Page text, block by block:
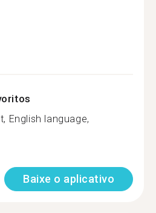
English language,
Baixe o aplicativo